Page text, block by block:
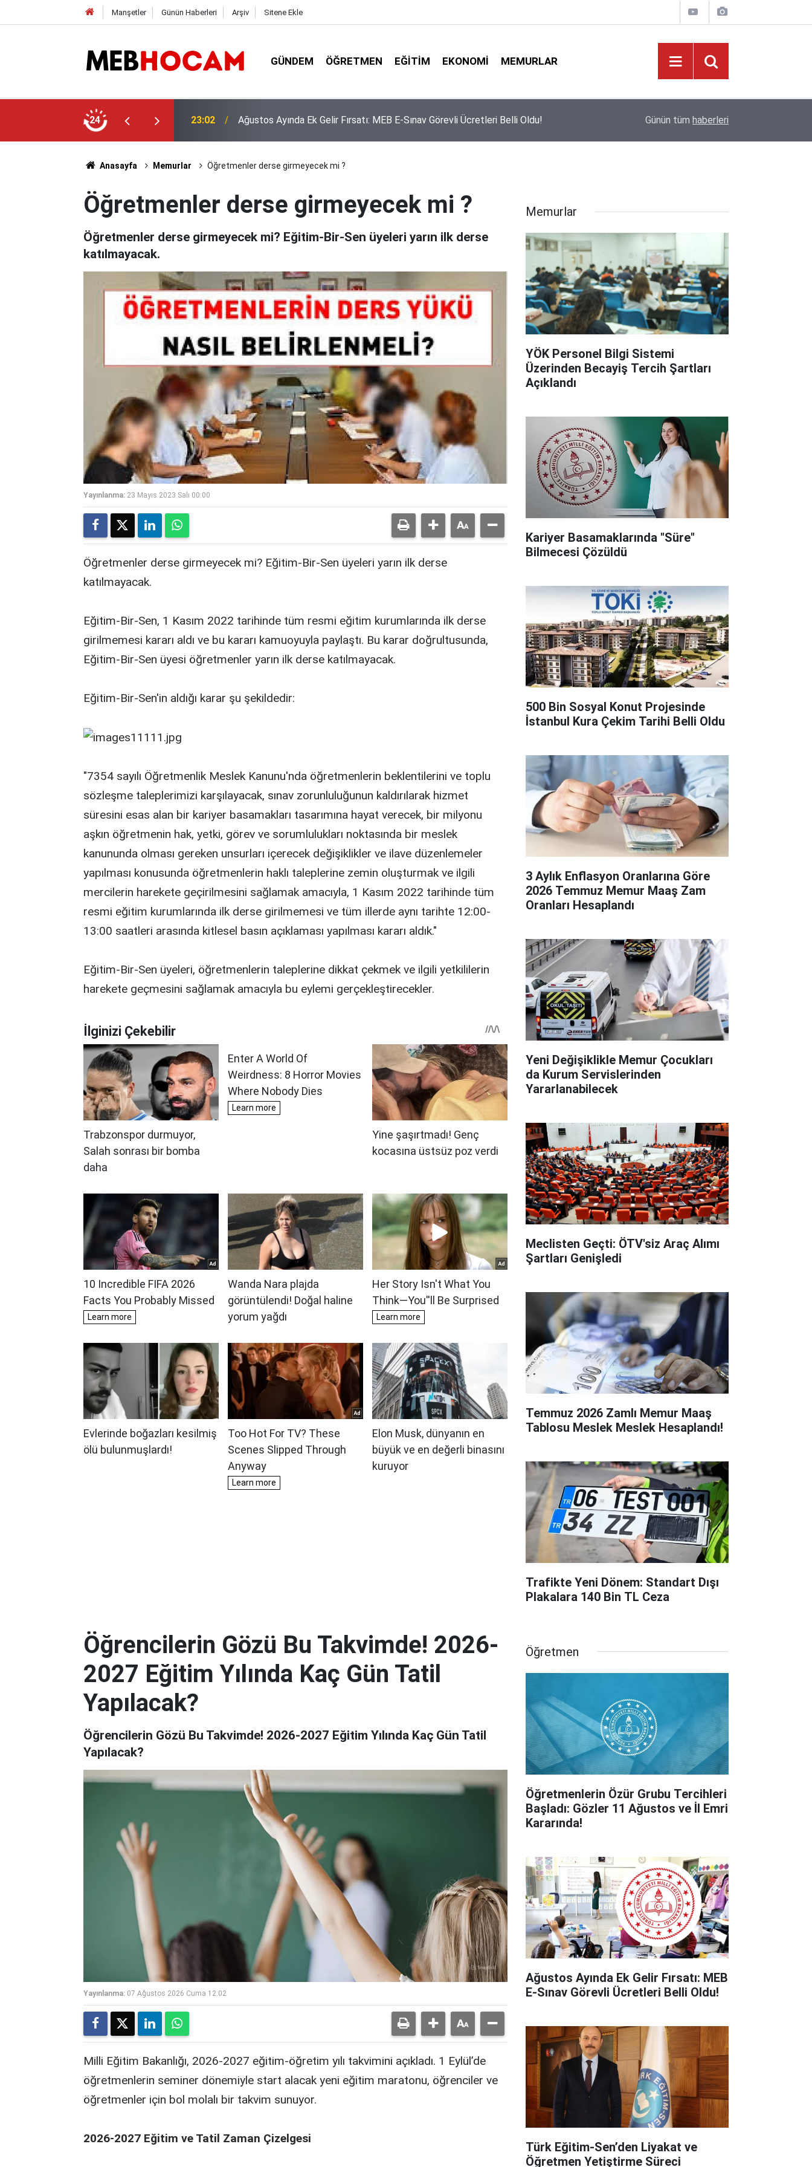
Manşetler Günün Haberleri Arşiv Sitene Ekle
GÜNDEM ÖĞRETMEN EĞITIM EKONOMI MEMURLAR
24
E-Sınav Görevli Ücretleri Belli Oldu! 21:02 Türk Eğitim-Sen’den Liyakat ve Öğretmen Yetiştirme Süreci Açıklaması 2026-2027 Ücretli Öğretmenlik Başvuruları
Günün tüm haberleri
Anasayfa Memurlar Öğretmenler derse girmeyecek mi ?
Öğretmenler derse girmeyecek mi ?
Öğretmenler derse girmeyecek mi? Eğitim-Bir-Sen üyeleri yarın ilk derse
katılmayacak.
Yayınlanma: 23 Mayıs 2023 Salı 00:00
Öğretmenler derse girmeyecek mi? Eğitim-Bir-Sen üyeleri yarın ilk derse
katılmayacak.
Eğitim-Bir-Sen, 1 Kasım 2022 tarihinde tüm resmi eğitim kurumlarında ilk derse
girilmemesi kararı aldı ve bu kararı kamuoyuyla paylaştı. Bu karar doğrultusunda,
Eğitim-Bir-Sen üyesi öğretmenler yarın ilk derse katılmayacak.
Eğitim-Bir-Sen'in aldığı karar şu şekildedir:
"7354 sayılı Öğretmenlik Meslek Kanunu'nda öğretmenlerin beklentilerini ve toplu
sözleşme taleplerimizi karşılayacak, sınav zorunluluğunun kaldırılarak hizmet
süresini esas alan bir kariyer basamakları tasarımına hayat verecek, bir milyonu
aşkın öğretmenin hak, yetki, görev ve sorumlulukları noktasında bir meslek
kanununda olması gereken unsurları içerecek değişiklikler ve ilave düzenlemeler
yapılması konusunda öğretmenlerin haklı taleplerine zemin oluşturmak ve ilgili
mercilerin harekete geçirilmesini sağlamak amacıyla, 1 Kasım 2022 tarihinde tüm
resmi eğitim kurumlarında ilk derse girilmemesi ve tüm illerde aynı tarihte 12:00-
13:00 saatleri arasında kitlesel basın açıklaması yapılması kararı aldık."
Eğitim-Bir-Sen üyeleri, öğretmenlerin taleplerine dikkat çekmek ve ilgili yetkililerin
harekete geçmesini sağlamak amacıyla bu eylemi gerçekleştirecekler.
Memurlar
YÖK Personel Bilgi Sistemi
Üzerinden Becayiş Tercih Şartları
Açıklandı
Kariyer Basamaklarında "Süre"
Bilmecesi Çözüldü
500 Bin Sosyal Konut Projesinde
İstanbul Kura Çekim Tarihi Belli Oldu
3 Aylık Enflasyon Oranlarına Göre
2026 Temmuz Memur Maaş Zam
Oranları Hesaplandı
Yeni Değişiklikle Memur Çocukları
da Kurum Servislerinden
Yararlanabilecek
Meclisten Geçti: ÖTV'siz Araç Alımı
Şartları Genişledi
Temmuz 2026 Zamlı Memur Maaş
Tablosu Meslek Meslek Hesaplandı!
Trafikte Yeni Dönem: Standart Dışı
Plakalara 140 Bin TL Ceza
Öğrencilerin Gözü Bu Takvimde! 2026-
2027 Eğitim Yılında Kaç Gün Tatil
Yapılacak?
Öğrencilerin Gözü Bu Takvimde! 2026-2027 Eğitim Yılında Kaç Gün Tatil
Yapılacak?
Yayınlanma: 07 Ağustos 2026 Cuma 12:02
Milli Eğitim Bakanlığı, 2026-2027 eğitim-öğretim yılı takvimini açıkladı. 1 Eylül’de
öğretmenlerin seminer dönemiyle start alacak yeni eğitim maratonu, öğrenciler ve
öğretmenler için bol molalı bir takvim sunuyor.
2026-2027 Eğitim ve Tatil Zaman Çizelgesi
Öğretmen
Öğretmenlerin Özür Grubu Tercihleri
Başladı: Gözler 11 Ağustos ve İl Emri
Kararında!
Ağustos Ayında Ek Gelir Fırsatı: MEB
E-Sınav Görevli Ücretleri Belli Oldu!
Türk Eğitim-Sen’den Liyakat ve
Öğretmen Yetiştirme Süreci